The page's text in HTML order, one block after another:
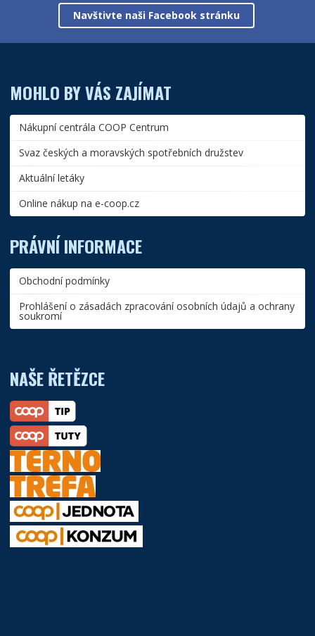
Navštivte naši Facebook stránku
MOHLO BY VÁS ZAJÍMAT
Nákupní centrála COOP Centrum
Svaz českých a moravských spotřebních družstev
Aktuální letáky
Online nákup na e-coop.cz
PRÁVNÍ INFORMACE
Obchodní podmínky
Prohlášení o zásadách zpracování osobních údajů a ochrany
soukromí
NAŠE ŘETĚZCE